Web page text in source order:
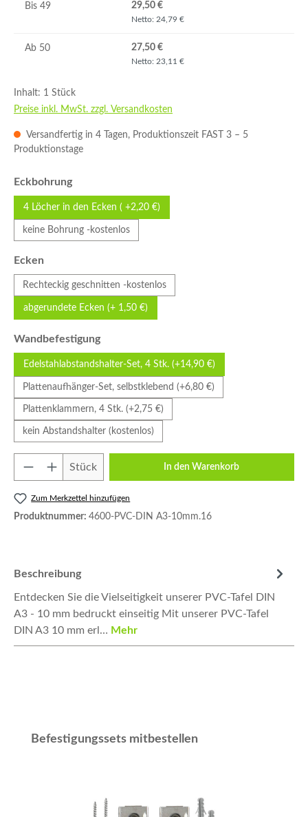
Bis 49 29,50 €
Netto: 24,79 €
Ab 50 27,50 €
Netto: 23,11 €
Inhalt: 1 Stück
Preise inkl. MwSt. zzgl. Versandkosten
Versandfertig in 4 Tagen, Produktionszeit FAST 3 – 5
Produktionstage
Eckbohrungauswählen
4 Löcher in den Ecken ( +2,20 €)
keine Bohrung -kostenlos
Ecken
Rechteckig geschnitten -kostenlos
abgerundete Ecken (+ 1,50 €)
Wandbefestigungauswählen
Edelstahlabstandshalter-Set, 4 Stk. (+14,90 €)
Plattenaufhänger-Set, selbstklebend (+6,80 €)
Plattenklammern, 4 Stk. (+2,75 €)
kein Abstandshalter (kostenlos)
Produkt Anzahl: Gib den gewünschten
Stück In den Warenkorb
Zum Merkzettel hinzufügen
Produktnummer: 4600-PVC-DIN A3-10mm.16
Beschreibung
Entdecken Sie die Vielseitigkeit unserer PVC-Tafel DIN
A3 - 10 mm bedruckt einseitig Mit unserer PVC-Tafel
DIN A3 10 mm erl… Mehr
Produktgalerie überspringen
Befestigungssets mitbestellen